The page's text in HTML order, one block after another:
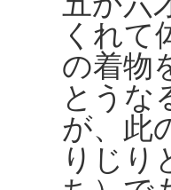
くれて
の着物
とうな
が、此
りじり